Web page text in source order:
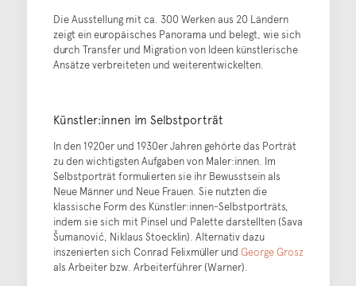
Die Ausstellung mit ca. 300 Werken aus 20 Ländern
zeigt ein europäisches Panorama und belegt, wie sich
durch Transfer und Migration von Ideen künstlerische
Ansätze verbreiteten und weiterentwickelten.
Künstler:innen im Selbstporträt
In den 1920er und 1930er Jahren gehörte das Porträt
zu den wichtigsten Aufgaben von Maler:innen. Im
Selbstporträt formulierten sie ihr Bewusstsein als
Neue Männer und Neue Frauen. Sie nutzten die
klassische Form des Künstler:innen-Selbstporträts,
indem sie sich mit Pinsel und Palette darstellten (Sava
Šumanović, Niklaus Stoecklin). Alternativ dazu
inszenierten sich Conrad Felixmüller und George Grosz
als Arbeiter bzw. Arbeiterführer (Warner).